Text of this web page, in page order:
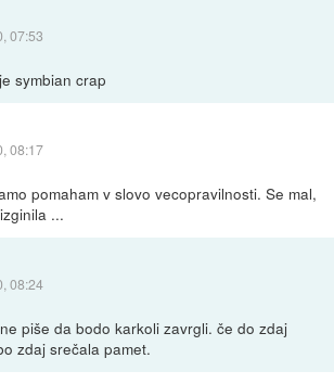
07:53
symbian crap
08:17
pomaham v slovo vecopravilnosti. Se mal,
...
08:24
piše da bodo karkoli zavrgli. če do zdaj
zdaj srečala pamet.